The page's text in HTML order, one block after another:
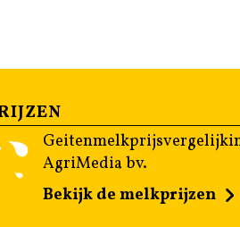
AgriMedia bv.
Bekijk de melkprijzen